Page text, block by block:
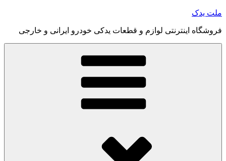
رفتن
محتوا
ملت یدک
فروشگاه اینترنتی لوازم و قطعات یدکی خودرو ایرانی و خارجی